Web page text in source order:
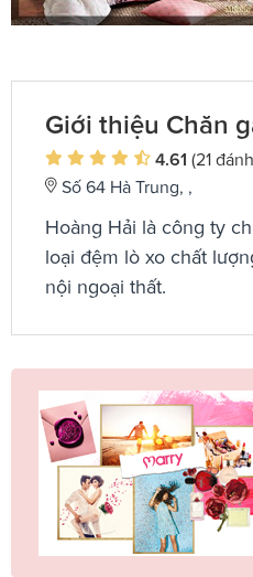
Giới thiệu Chăn
4.61 (21
Số 64 Hà Trung, ,
Hoàng Hải là công ty
loại đệm lò xo chất
nội ngoại thất.